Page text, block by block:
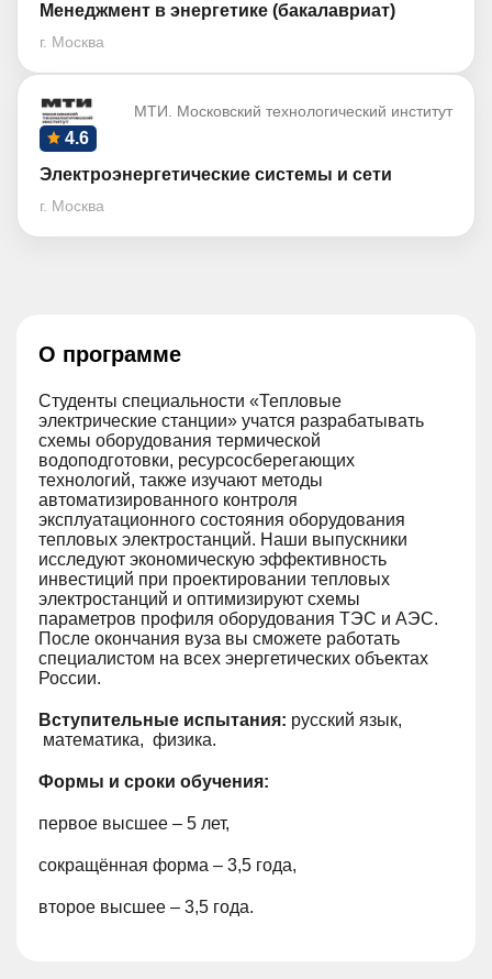
Менеджмент в энергетике (бакалавриат)
г. Москва
МТИ. Московский технологический институт
4.6
Электроэнергетические системы и сети
г. Москва
О программе
Студенты специальности «Тепловые
электрические станции» учатся разрабатывать
схемы оборудования термической
водоподготовки, ресурсосберегающих
технологий, также изучают методы
автоматизированного контроля
эксплуатационного состояния оборудования
тепловых электростанций. Наши выпускники
исследуют экономическую эффективность
инвестиций при проектировании тепловых
электростанций и оптимизируют схемы
параметров профиля оборудования ТЭС и АЭС.
После окончания вуза вы сможете работать
специалистом на всех энергетических объектах
России.
Вступительные испытания: русский язык,
математика, физика.
Формы и сроки обучения:
первое высшее – 5 лет,
сокращённая форма – 3,5 года,
второе высшее – 3,5 года.